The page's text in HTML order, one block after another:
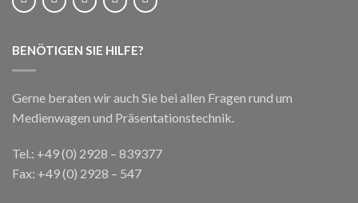
BENÖTIGEN SIE HILFE?
Gerne beraten wir auch Sie bei allen Fragen rund um
Medienwagen und Präsentationstechnik.
Tel.: +49 (0) 2928 – 839377
Fax: +49 (0) 2928 – 547